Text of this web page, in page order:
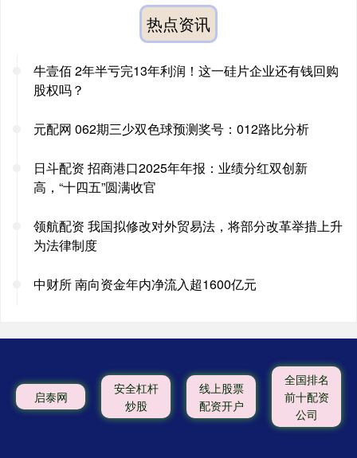
热点资讯
牛壹佰 2年半亏完13年利润！这一硅片企业还有钱回购
股权吗？
元配网 062期三少双色球预测奖号：012路比分析
日斗配资 招商港口2025年年报：业绩分红双创新
高，“十四五”圆满收官
领航配资 我国拟修改对外贸易法，将部分改革举措上升
为法律制度
中财所 南向资金年内净流入超1600亿元
启泰网
安全杠杆
炒股
线上股票
配资开户
全国排名
前十配资
公司